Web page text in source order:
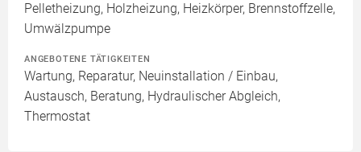
Pelletheizung, Holzheizung, Heizkörper, Brennstoffzelle,
Umwälzpumpe
ANGEBOTENE TÄTIGKEITEN
Wartung, Reparatur, Neuinstallation / Einbau,
Austausch, Beratung, Hydraulischer Abgleich,
Thermostat